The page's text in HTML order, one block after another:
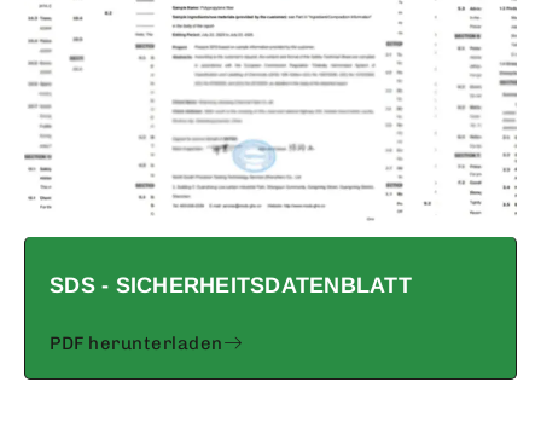
SDS - SICHERHEITSDATENBLATT
PDF herunterladen